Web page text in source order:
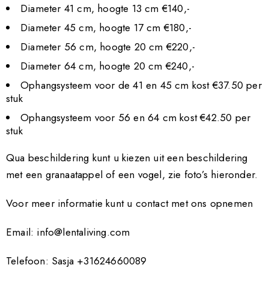
Diameter 41 cm, hoogte 13 cm €140,-
Diameter 45 cm, hoogte 17 cm €180,-
Diameter 56 cm, hoogte 20 cm €220,-
Diameter 64 cm, hoogte 20 cm €240,-
Ophangsysteem voor de 41 en 45 cm kost €37.50 per
stuk
Ophangsysteem voor 56 en 64 cm kost €42.50 per
stuk
Qua beschildering kunt u kiezen uit een beschildering
met een granaatappel of een vogel, zie foto’s hieronder.
Voor meer informatie kunt u contact met ons opnemen
Email: info@lentaliving.com
Telefoon: Sasja +31624660089